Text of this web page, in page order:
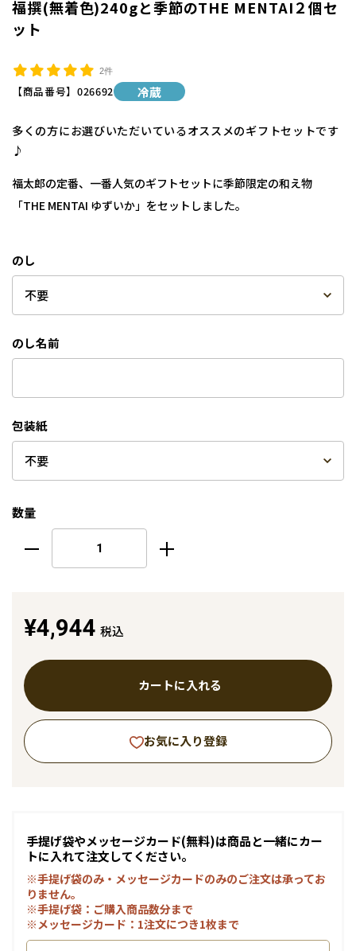
福撰(無着色)240gと季節のTHE MENTAI２個セ
ット
2件
【商品番号】 026692 冷蔵
多くの方にお選びいただいているオススメのギフトセットです
♪
福太郎の定番、一番人気のギフトセットに季節限定の和え物
「THE MENTAI ゆずいか」をセットしました。
のし
のし名前
包装紙
数量
¥4,944 税込
カートに入れる
お気に入り登録
手提げ袋やメッセージカード(無料)は商品と一緒にカー
トに入れて注文してください。
※手提げ袋のみ・メッセージカードのみのご注文は承ってお
りません。
※手提げ袋：ご購入商品数分まで
※メッセージカード：1注文につき1枚まで